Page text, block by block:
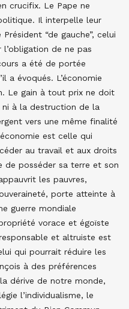
crucifix. Le Pape ne
Il interpelle leur
“de gauche”, celui
l’obligation de ne pas
a été de portée
a évoqués. L’économie
Le gain à tout prix ne doit
ni à la destruction de la
vers une même finalité
est celle qui
au travail et aux droits
de posséder sa terre et son
les pauvres,
porte atteinte à
guerre mondiale
vorace et égoïste
et altruiste est
qui pourrait réduire les
à des préférences
dérive de notre monde,
l’individualisme, le